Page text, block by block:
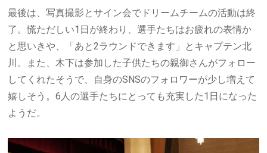
最後は、写真撮影とサイン会でドリームチームの活動は終
了。慌ただしい1 日が終わり、選手たちはお疲れの表情か
と思いきや、「あと2ラウンドできます」とキャプテン北
川。また、木下は参加した子供たちの親御さんがフォロー
してくれたそうで、自身のSNSのフォロワーが少し増えて
嬉しそう。6 人の選手たちにとっても充実した1 日になった
ようだ。